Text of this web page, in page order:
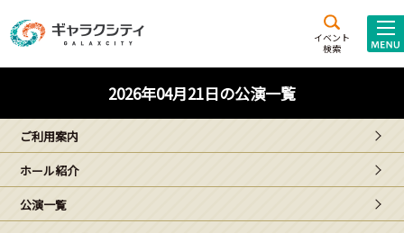
イベント
検索
施設案内
西新井
文化ホール
ギャラクシティとは
こどもみーてぃんぐ
2026年04月21日の公演一覧
ご利用案内
ホール紹介
公演一覧